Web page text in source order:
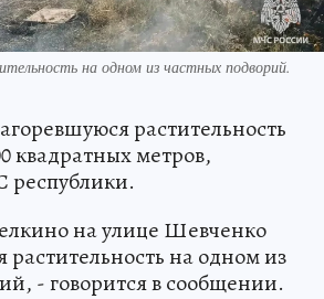
на одном из частных подворий.
растительность
квадратных метров,
на улице Шевченко
растительность на одном из
- говорится в сообщении.